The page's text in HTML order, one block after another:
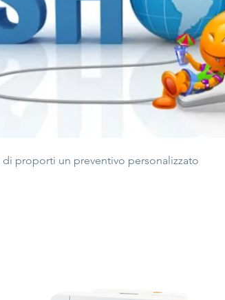
proporti un preventivo personalizzato